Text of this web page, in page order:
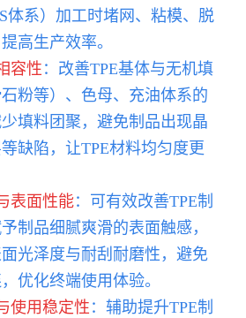
体系）加工时堵网、粘模、脱
高生产效率。
容性 ：改善TPE基体与无机填
粉等）、色母、充油体系的
填料团聚，避免制品出现晶
缺陷，让TPE材料均匀度更
表面性能：可有效改善TPE制
制品细腻爽滑的表面触感，
光泽度与耐刮耐磨性，避免
优化终端使用体验。
使用稳定性：辅助提升TPE制